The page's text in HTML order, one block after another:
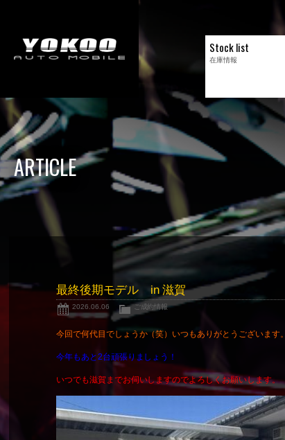
Stock list
在庫情報
ARTICLE
最終後期モデル in 滋賀
2026.06.06 ご成約情報
今回で何代目でしょうか（笑）いつもありがとうございます。
今年もあと2台頑張りましょう！
いつでも滋賀までお伺いしますのでよろしくお願いします。